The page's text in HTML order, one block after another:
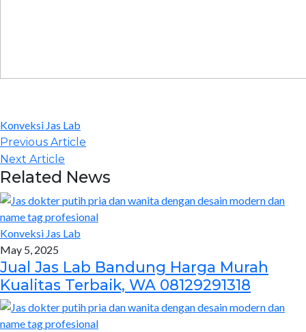
Konveksi Jas Lab
Post
navigation
Previous Article
Next Article
Article:
Related News
Konveksi Jas Lab
May 5, 2025
Jual Jas Lab Bandung Harga Murah
Kualitas Terbaik, WA 08129291318